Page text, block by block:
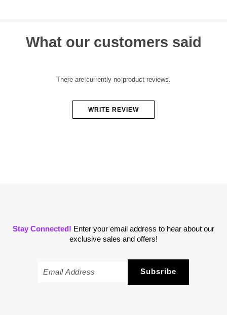
What our customers said
There are currently no product reviews.
WRITE REVIEW
Stay Connected! Enter your email address to hear about our
exclusive sales and offers!